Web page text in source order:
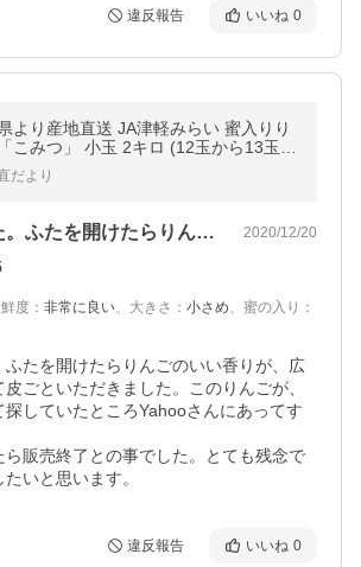
違反報告 いいね 0
より産地直送 JA津軽みらい 蜜入りり
こみつ」 小玉 2キロ (12玉から13玉)
料 林檎 りんご
だより
本日届きました。ふたを開けたらりんごの… 2020/12/20
鮮度 ： 非常に良い、 大きさ ： 小さめ、 蜜の入り ：
ふたを開けたらりんごのいい香りが、広
ごといただきました。このりんごが、
探していたところYahooさんにあってす
ら販売終了との事でした。とても残念で
いと思います。
違反報告 いいね 0